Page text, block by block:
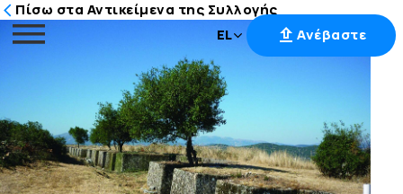
περιεχόμενο
EL Ανέβαστε
Πίσω στα Αντικείμενα της Συλλογής